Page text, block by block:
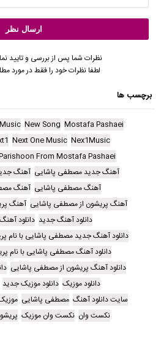
نظرات شما پس از بررسی و تایید
لطفا نظرات خود را فقط در مورد
برچسب ها
Mostafa Pashaei
New Song
Nex1Music
Next One Music
From Mostafa Pashaei
آهنگ جدید مصطفی پاشایی آهنگ
آهنگ مصطفی پاشایی آهنگ
آهنگ پریشون از مصطفی پاشایی آهنگ
دانلود آهنگ جدید دانلود
دانلود آهنگ جدید مصطفی پاشایی با نام
دانلود آهنگ مصطفی پاشایی با نام
دانلود آهنگ پریشون از مصطفی پاشایی
دانلود موزیک دانلود موزیک جدید
سایت دانلود آهنگ مصطفی پاشایی
نکست وان نکست وان موزیک